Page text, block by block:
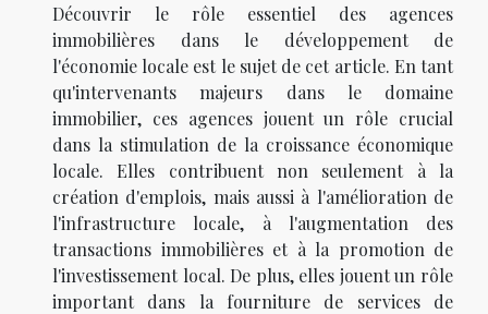
Découvrir le rôle essentiel des agences
immobilières dans le développement de
l'économie locale est le sujet de cet article. En tant
qu'intervenants majeurs dans le domaine
immobilier, ces agences jouent un rôle crucial
dans la stimulation de la croissance économique
locale. Elles contribuent non seulement à la
création d'emplois, mais aussi à l'amélioration de
l'infrastructure locale, à l'augmentation des
transactions immobilières et à la promotion de
l'investissement local. De plus, elles jouent un rôle
important dans la fourniture de services de